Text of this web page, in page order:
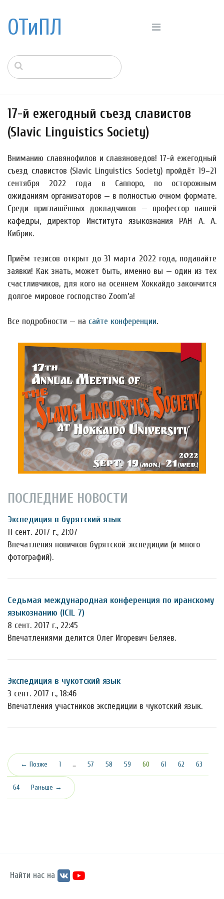
ОТиПЛ
17-й ежегодный съезд славистов
(Slavic Linguistics Society)
Вниманию славянофилов и славяноведов! 17-й ежегодный
съезд славистов (Slavic Linguistics Society) пройдёт 19–21
сентября 2022 года в Саппоро, по осторожным
ожиданиям организаторов — в полностью очном формате.
Среди приглашённых докладчиков — профессор нашей
кафедры, директор Института языкознания РАН А. А.
Кибрик.
Приём тезисов открыт до 31 марта 2022 года, подавайте
заявки! Как знать, может быть, именно вы — один из тех
счастливчиков, для кого на осеннем Хоккайдо закончится
долгое мировое господство Zoom’а!
Все подробности — на сайте конференции.
ПОСЛЕДНИЕ НОВОСТИ
Экспедиция в бурятский язык
11 сент. 2017 г., 21:07
Впечатления новичков бурятской экспедиции (и много
фотографий).
Седьмая международная конференция по иранскому
языкознанию (ICIL 7)
8 сент. 2017 г., 22:45
Впечатлениями делится Олег Игоревич Беляев.
Экспедиция в чукотский язык
3 сент. 2017 г., 18:46
Впечатления участников экспедиции в чукотский язык.
← Позже 1 … 57 58 59 60 (текущая)
61 62 63
64 Раньше →
Найти нас на